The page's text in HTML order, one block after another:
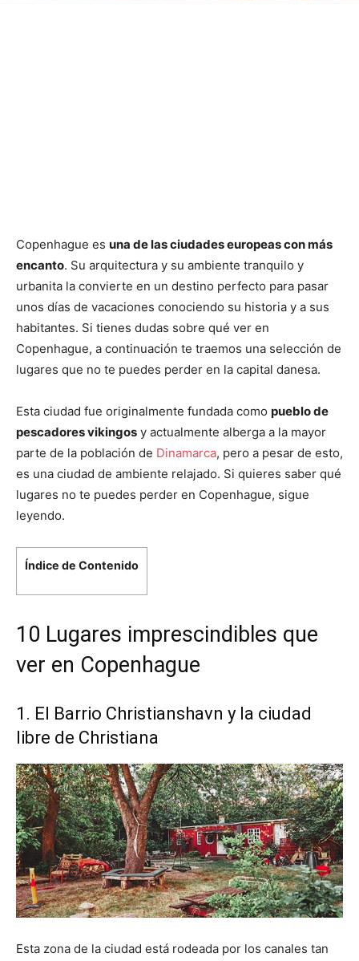
Copenhague es una de las ciudades europeas con más
encanto. Su arquitectura y su ambiente tranquilo y
urbanita la convierte en un destino perfecto para pasar
unos días de vacaciones conociendo su historia y a sus
habitantes. Si tienes dudas sobre qué ver en
Copenhague, a continuación te traemos una selección de
lugares que no te puedes perder en la capital danesa.
Esta ciudad fue originalmente fundada como pueblo de
pescadores vikingos y actualmente alberga a la mayor
parte de la población de Dinamarca, pero a pesar de esto,
es una ciudad de ambiente relajado. Si quieres saber qué
lugares no te puedes perder en Copenhague, sigue
leyendo.
Índice de Contenido
10 Lugares imprescindibles que
ver en Copenhague
1. El Barrio Christianshavn y la ciudad
libre de Christiana
Esta zona de la ciudad está rodeada por los canales tan